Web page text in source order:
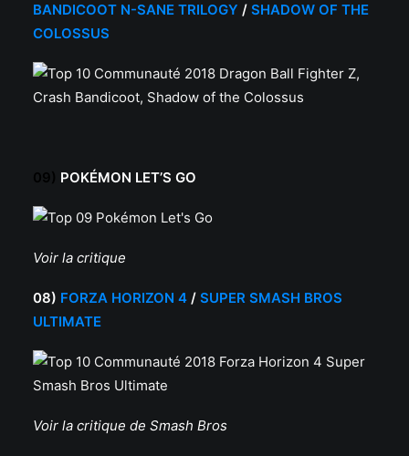
BANDICOOT N-SANE TRILOGY / SHADOW OF THE
COLOSSUS
09) POKÉMON LET’S GO
Voir la critique
08) FORZA HORIZON 4 / SUPER SMASH BROS
ULTIMATE
Voir la critique de Smash Bros